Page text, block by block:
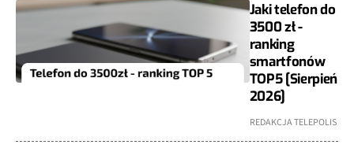
Jaki telefon do
3500 zł -
ranking
smartfonów
TOP5 [Sierpień
2026]
REDAKCJA TELEPOLIS